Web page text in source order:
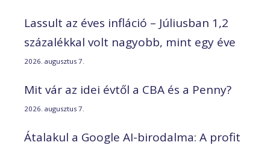
Lassult az éves infláció – Júliusban 1,2
százalékkal volt nagyobb, mint egy éve
2026. augusztus 7.
Mit vár az idei évtől a CBA és a Penny?
2026. augusztus 7.
Átalakul a Google AI-birodalma: A profit